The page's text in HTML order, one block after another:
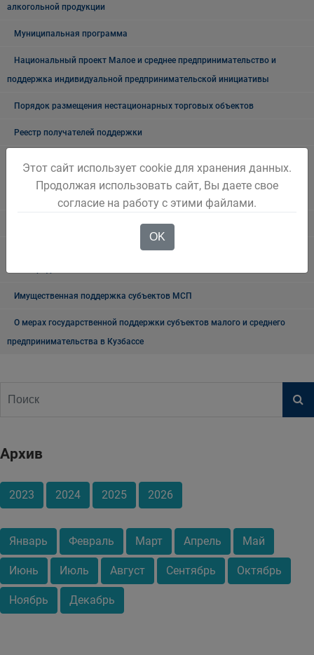
алкогольной продукции
Муниципальная программа
Национальный проект Малое и среднее предпринимательство и
поддержка индивидуальной предпринимательской инициативы
Порядок размещения нестационарных торговых объектов
Реестр получателей поддержки
собственности, на территории Беловского городского округа
Финансово экономическое состояние
Финансовая поддержка некоммерческой организации "Фонд развития
Имущественная поддержка субъектов МСП
О мерах государственной поддержки субъектов малого и среднего
предпринимательства в Кузбассе
Архив
2023 2024 2025 2026
Январь Февраль Март Апрель Май
Июнь Июль Август Сентябрь Октябрь
Ноябрь Декабрь
Этот сайт использует cookie для хранения данных.
Продолжая использовать сайт, Вы даете свое
согласие на работу с этими файлами.
OK